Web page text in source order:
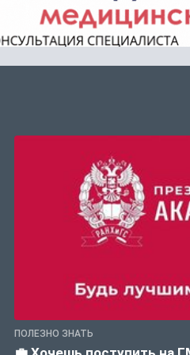
ПОЛЕЗНО ЗНАТЬ